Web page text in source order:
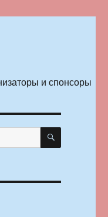
и спонсоры
ПОИСК